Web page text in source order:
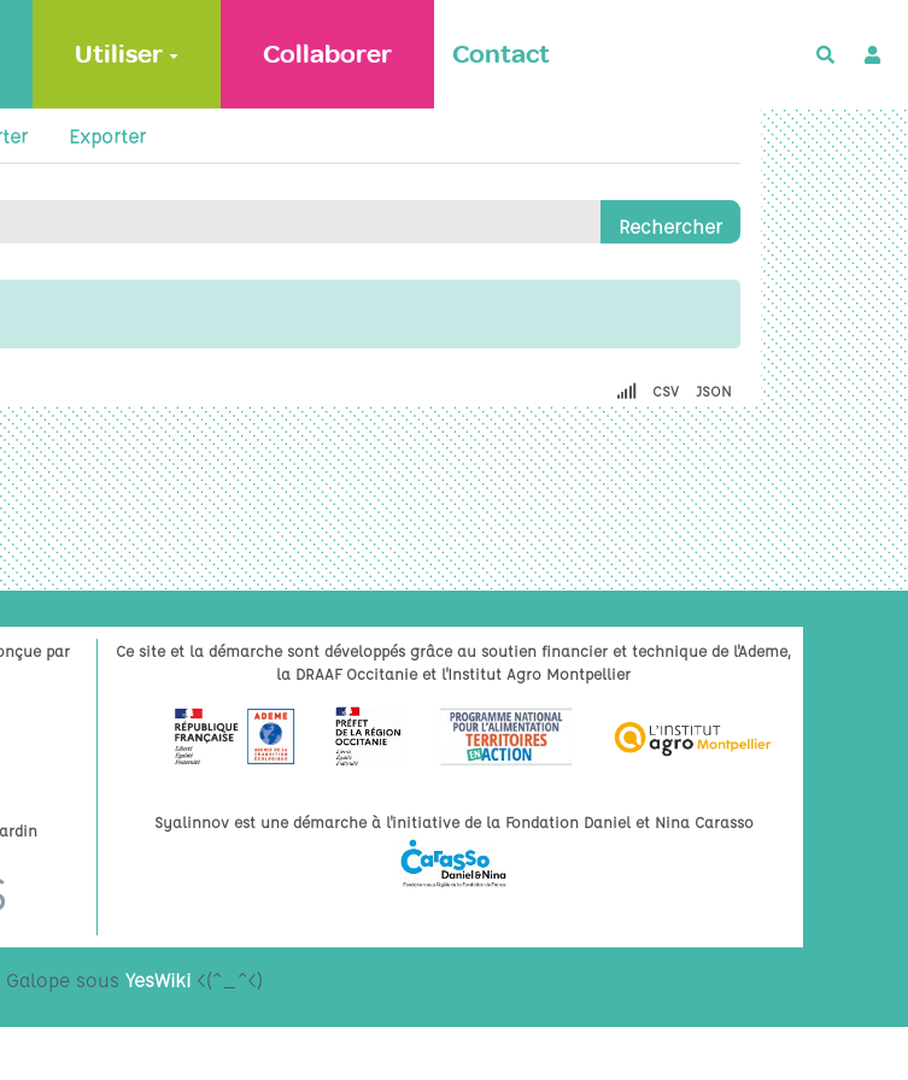
Utiliser Collaborer Contact
Exporter
CSV JSON
par
Ce site et la démarche sont développés grâce au soutien financier et technique de l'Ademe,
la DRAAF Occitanie et l'Institut Agro Montpellier
Syalinnov est une démarche à l'initiative de la Fondation Daniel et Nina Carasso
Galope sous YesWiki<(^_^<)